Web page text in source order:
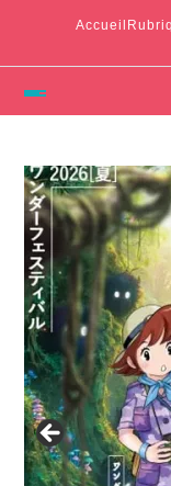
Accueil